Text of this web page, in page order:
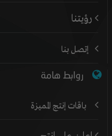
رؤيتنا
إتصل بنا
روابط هامة
باقات إنتج المميزة